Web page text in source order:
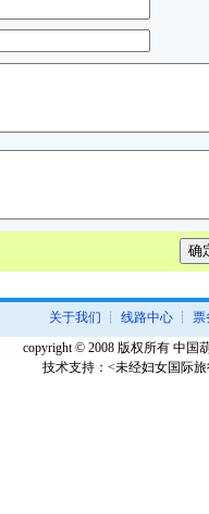
关于我们 ┊ 线路中心 ┊ 票
copyright © 2008 版权所有 中国
技术支持：<未经妇女国际